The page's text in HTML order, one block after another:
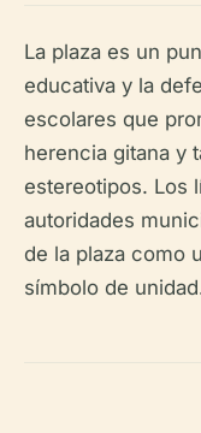
La plaza es un
educativa y la
escolares que
herencia gitana y
estereotipos. Los
autoridades
de la plaza como
símbolo de